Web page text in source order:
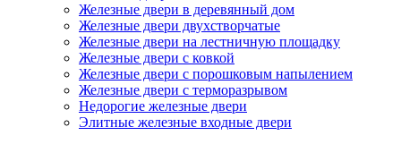
Железные двери в деревянный дом
Железные двери двухстворчатые
Железные двери на лестничную площадку
Железные двери с ковкой
Железные двери с порошковым напылением
Железные двери с терморазрывом
Недорогие железные двери
Элитные железные входные двери